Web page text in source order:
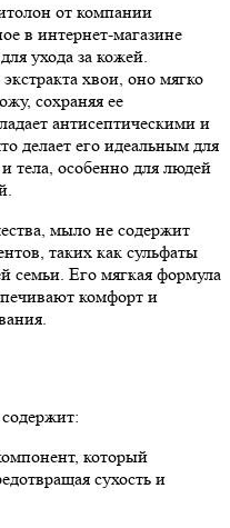
от компании
в интернет-магазине
ухода за кожей.
хвои, оно мягко
сохраняя ее
антисептическими и
делает его идеальным для
тела, особенно для людей
мыло не содержит
таких как сульфаты
семьи. Его мягкая формула
комфорт и
который
сухость и